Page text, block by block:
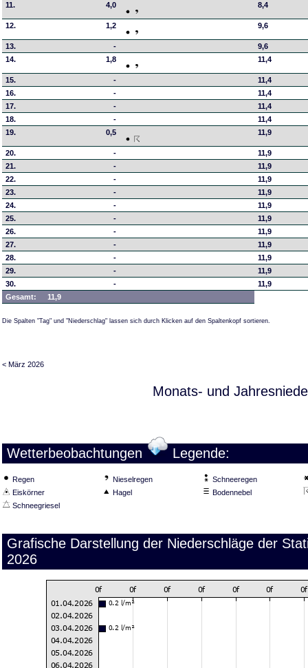
11. 4,0 8,4
12. 1,2 9,6
13. -
9,6
14.
1,8 11,4
15. -
11,4
16.
-
11,4
17.
-
11,4
18.
-
11,4
19.
0,5 11,9
20. -
11,9
21.
-
11,9
22.
-
11,9
23.
-
11,9
24.
-
11,9
25.
-
11,9
26.
-
11,9
27.
-
11,9
28.
-
11,9
29.
-
11,9
30.
-
11,9
Gesamt:
11,9
Die Spalten "Tag" und "Niederschlag" lassen sich durch Klicken auf den Spaltenkopf sortieren.
< März 2026
Monats- und
Wetterbeobachtungen Legende:
Regen Nieselregen
Schneeregen
Eiskörner
Hagel
Bodennebel
Schneegriesel
Grafische Darstellung der Niederschläge der
2026